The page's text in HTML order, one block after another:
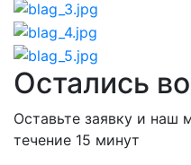
Остались
Оставьте заявку и наш
течение 15 минут